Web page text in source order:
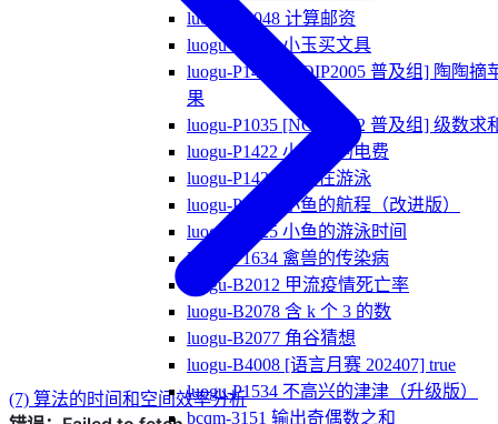
luogu-B2048 计算邮资
luogu-P1421 小玉买文具
luogu-P1421 [NOIP2005 普及组] 陶陶摘
果
luogu-P1035 [NOIP2002 普及组] 级数求
luogu-P1422 小玉家的电费
luogu-P1423 小玉在游泳
luogu-P1424 小鱼的航程（改进版）
luogu-P1425 小鱼的游泳时间
luogu-P1634 禽兽的传染病
luogu-B2012 甲流疫情死亡率
luogu-B2078 含 k 个 3 的数
luogu-B2077 角谷猜想
luogu-B4008 [语言月赛 202407] true
luogu-P1534 不高兴的津津（升级版）
bcqm-3151 输出奇偶数之和
(7) 算法的时间和空间效率分析